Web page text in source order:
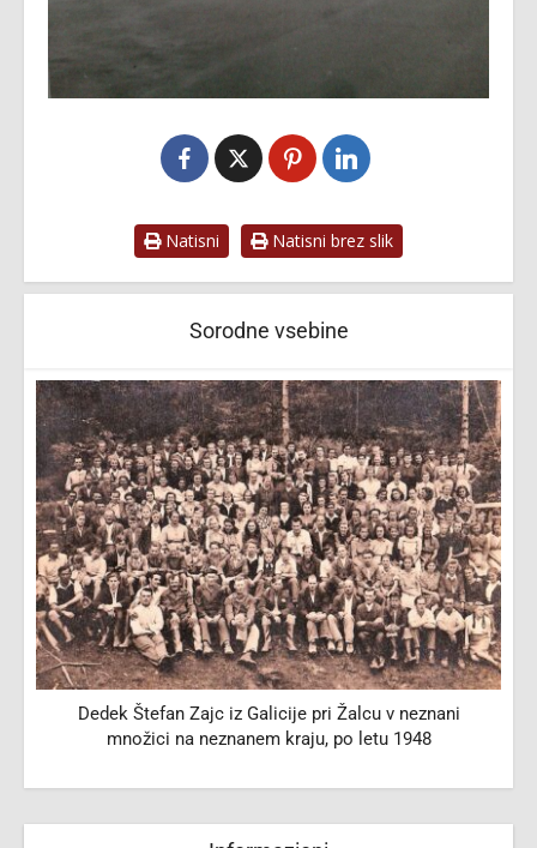
Natisni Natisni brez slik
Sorodne vsebine
Dedek Štefan Zajc iz Galicije pri Žalcu v neznani
množici na neznanem kraju, po letu 1948